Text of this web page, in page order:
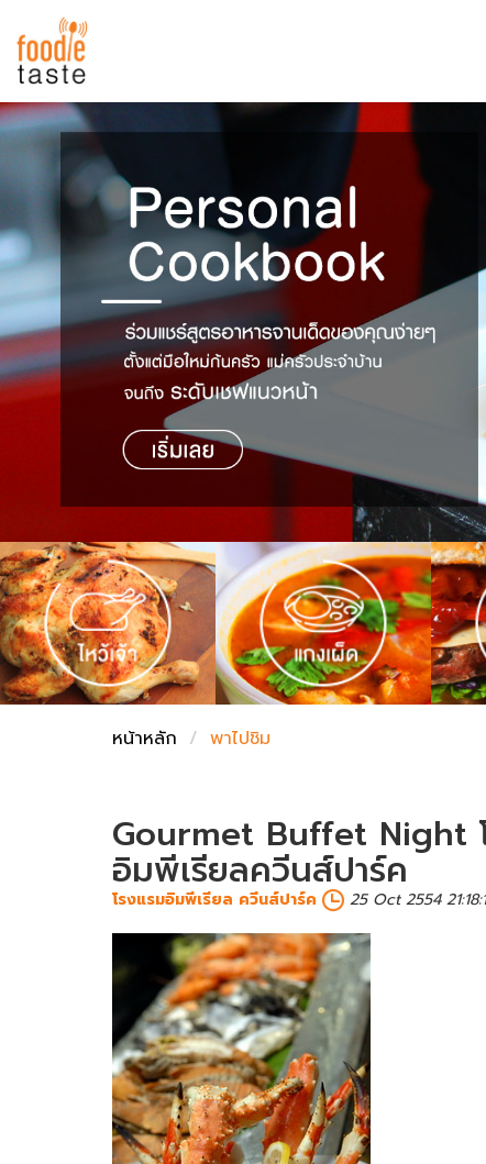
สูตรอาหาร
สูตรอาหารล่าสุด
Top Foodie
พาไปชิม
สารพันก้นครัว
เคล็ดลับน่ารู้
เปรียบเทียบหน่วยการตวง
เปรียบเทียบอุณหภูมิ
เปรียบเทียบน้ำหนักวัตถุดิบ
ชั่งตวงเนย
FoodPedia
สร้าง Cookbook
หน้าหลัก พาไปชิม
Gourmet Buffet Night
อิมพีเรียลควีนส์ปาร์ค
โรงแรมอิมพีเรียล ควีนส์ปาร์ค 25 Oct 2554